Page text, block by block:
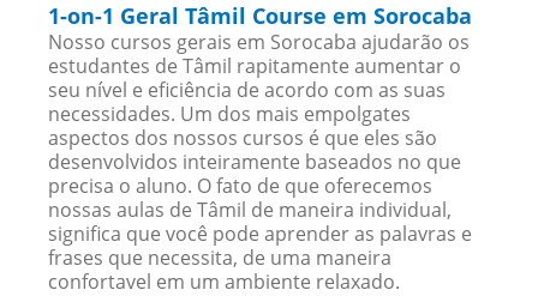
1-on-1 Geral Tâmil Course em Sorocaba
Nosso cursos gerais em Sorocaba ajudarão os
estudantes de Tâmil rapitamente aumentar o
seu nível e eficiência de acordo com as suas
necessidades. Um dos mais empolgates
aspectos dos nossos cursos é que eles são
desenvolvidos inteiramente baseados no que
precisa o aluno. O fato de que oferecemos
nossas aulas de Tâmil de maneira individual,
significa que você pode aprender as palavras e
frases que necessita, de uma maneira
confortavel em um ambiente relaxado.